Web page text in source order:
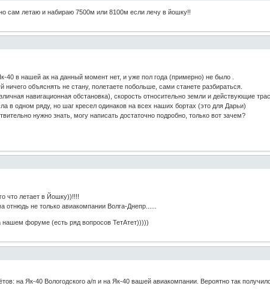
сам летаю и набираю 7500м или 8100м если лечу в йошку!!
40 в нашей ак на данный момент нет, и уже пол года (примерно) не было .
объяснять не стану, полетаете побольше, сами станете разбираться.
навигационная обстановка), скорость относительно земли и действующие
в одном ряду, но шаг кресел одинаков на всех наших бортах (это для Дарьи)
нужно знать, могу написать достаточно подробно, только вот зачем?
что летает в Йошку))!!!!
отнюдь не только авиакомпании Волга-Днепр......
форуме (есть ряд вопросов ТетАтет)))))
на Як-40 Вологодского а/п и на Як-40 вашей авиакомпании. Вероятно так